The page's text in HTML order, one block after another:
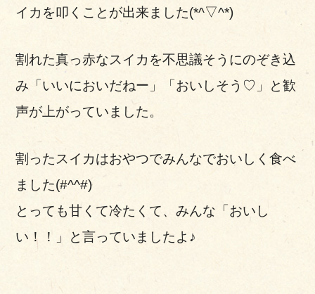
イカを叩くことが出来ました(*^▽^*)
割れた真っ赤なスイカを不思議そうにのぞき込
み「いいにおいだねー」「おいしそう♡」と歓
声が上がっていました。
割ったスイカはおやつでみんなでおいしく食べ
ました(#^^#)
とっても甘くて冷たくて、みんな「おいし
い！！」と言っていましたよ♪